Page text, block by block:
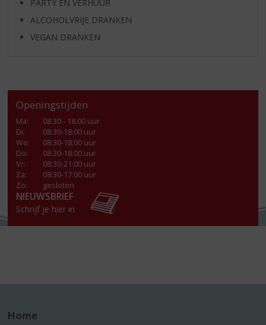
PARTY EN VERHUUR
ALCOHOLVRIJE DRANKEN
VEGAN DRANKEN
Openingstijden
Ma:
08.30 - 18.00 uur
Di:
08:30-18:00 uur
Wo:
08:30-18:00 uur
Do:
08:30-18:00 uur
Vr:
08:30-21:00 uur
Za:
08:30-17:00 uur
Zo:
gesloten
NIEUWSBRIEF
Schrijf je hier in
Home